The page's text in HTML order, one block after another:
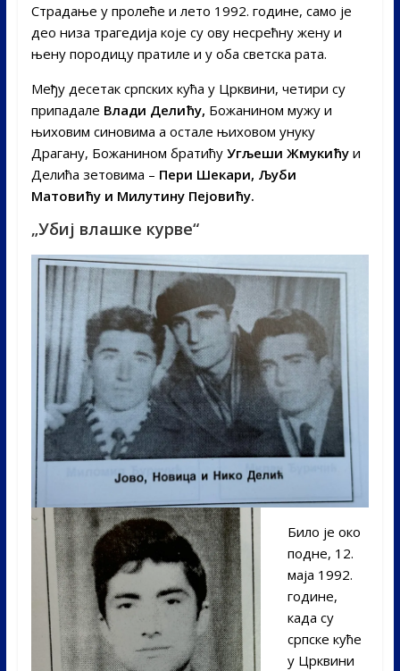
Страдање у пролеће и лето 1992. године, само је
део низа трагедија које су ову несрећну жену и
њену породицу пратиле и у оба светска рата.
Међу десетак српских кућа у Црквини, четири су
припадале Влади Делићу, Божанином мужу и
њиховим синовима а остале њиховом унуку
Драгану, Божанином братићу Угљеши Жмукићуи
Делића зетовима – Пери Шекари, Љуби
Матовићу и Милутину Пејовићу.
„Убиј влашке курве“
Било је око
подне, 12.
маја 1992.
године,
када су
српске куће
у Црквини